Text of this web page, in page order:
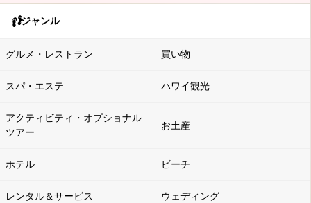
ジャンル
グルメ・レストラン 買い物
スパ・エステ ハワイ観光
アクティビティ・オプショナル
ツアー
お土産
ホテル ビーチ
レンタル＆サービス ウェディング